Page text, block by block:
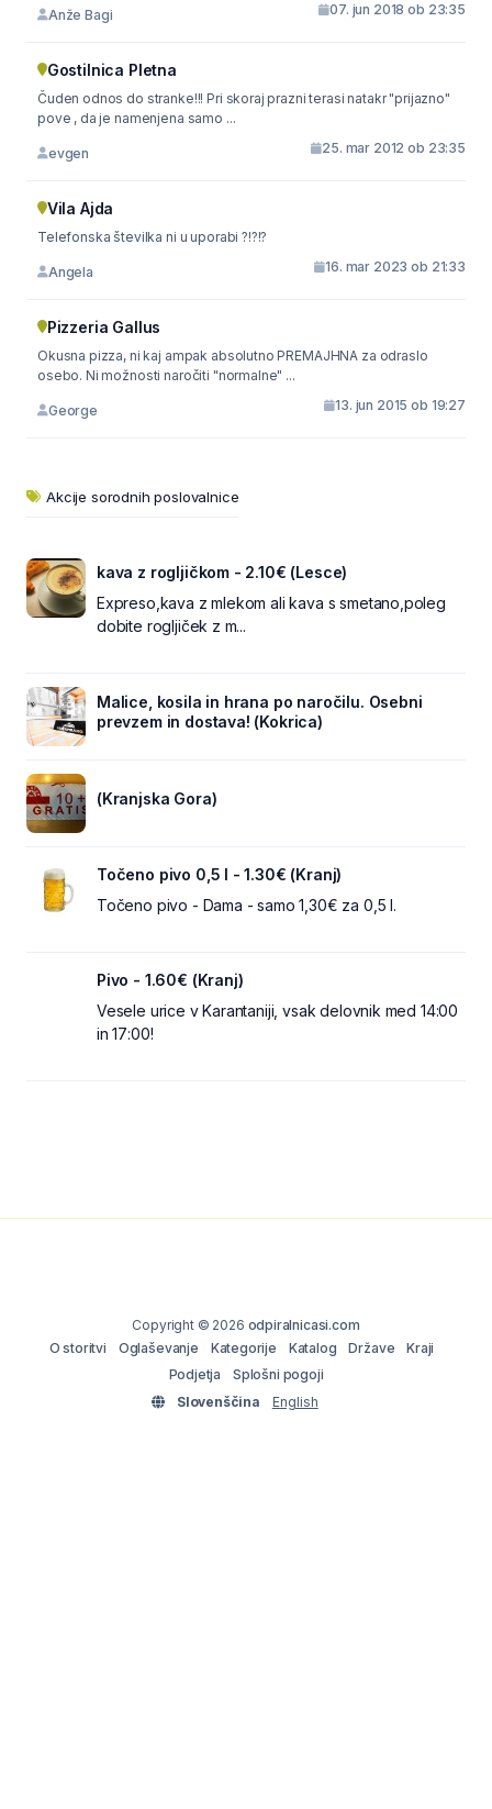
Anže Bagi 07. jun 2018 ob 23:35
Gostilnica Pletna
Čuden odnos do stranke!!! Pri skoraj prazni terasi natakr "prijazno"
pove , da je namenjena samo ...
evgen 25. mar 2012 ob 23:35
Vila Ajda
Telefonska številka ni u uporabi ?!?!?
Angela 16. mar 2023 ob 21:33
Pizzeria Gallus
Okusna pizza, ni kaj ampak absolutno PREMAJHNA za odraslo
osebo. Ni možnosti naročiti "normalne" ...
George 13. jun 2015 ob 19:27
Akcije sorodnih poslovalnice
kava z rogljičkom - 2.10€ (Lesce)
Expreso,kava z mlekom ali kava s smetano,poleg
dobite rogljiček z m...
Malice, kosila in hrana po naročilu. Osebni
prevzem in dostava! (Kokrica)
(Kranjska Gora)
Točeno pivo 0,5 l - 1.30€ (Kranj)
Točeno pivo - Dama - samo 1,30€ za 0,5 l.
Pivo - 1.60€ (Kranj)
Vesele urice v Karantaniji, vsak delovnik med 14:00
in 17:00!
Copyright © 2026 odpiralnicasi.com
O storitvi
Oglaševanje Kategorije Katalog Države
Kraji
Podjetja
Splošni pogoji
Slovenščina
English